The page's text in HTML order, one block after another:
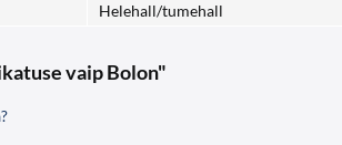
Helehall/tumehall
vaip Bolon"